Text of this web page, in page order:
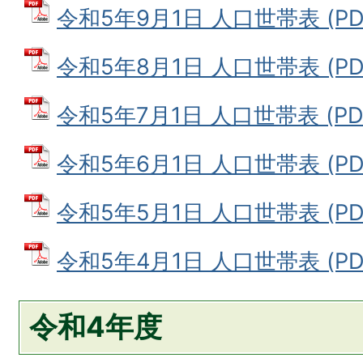
令和5年9月1日 人口世帯表
令和5年8月1日 人口世帯表
令和5年7月1日 人口世帯表
令和5年6月1日 人口世帯表
令和5年5月1日 人口世帯表
令和5年4月1日 人口世帯表
令和4年度